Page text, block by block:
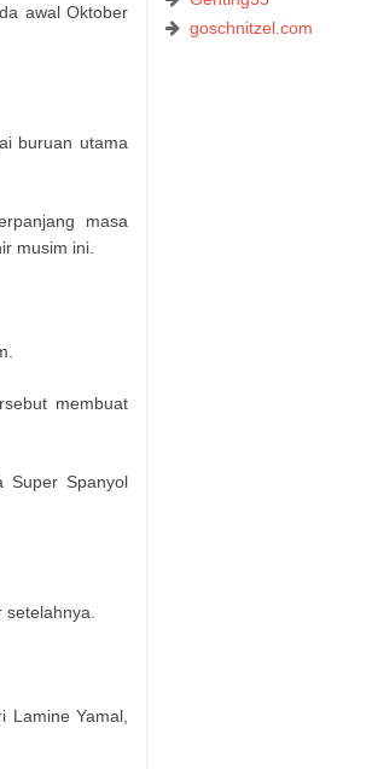
awal Oktober
buruan utama
masa
musim ini.
membuat
Super Spanyol
setelahnya.
Lamine Yamal,
goschnitzel.com